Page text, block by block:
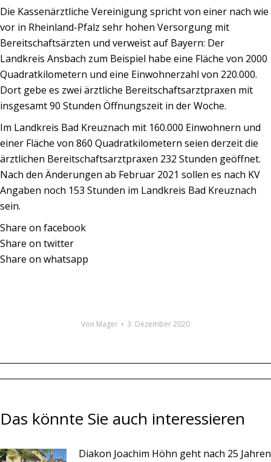
Die Kassenärztliche Vereinigung spricht von einer nach wie
vor in Rheinland-Pfalz sehr hohen Versorgung mit
Bereitschaftsärzten und verweist auf Bayern: Der
Landkreis Ansbach zum Beispiel habe eine Fläche von 2000
Quadratkilometern und eine Einwohnerzahl von 220.000.
Dort gebe es zwei ärztliche Bereitschaftsarztpraxen mit
insgesamt 90 Stunden Öffnungszeit in der Woche.
Im Landkreis Bad Kreuznach mit 160.000 Einwohnern und
einer Fläche von 860 Quadratkilometern seien derzeit die
ärztlichen Bereitschaftsarztpraxen 232 Stunden geöffnet.
Nach den Änderungen ab Februar 2021 sollen es nach KV
Angaben noch 153 Stunden im Landkreis Bad Kreuznach
sein.
Share on facebook
Share on twitter
Share on whatsapp
Von Mager 3. Dezember 2020
Kommentarnavigation
Das könnte Sie auch interessieren
Diakon Joachim Höhn geht nach 25 Jahren